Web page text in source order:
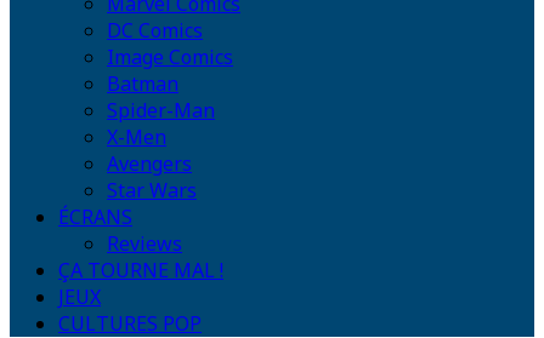
DC Comics
Image Comics
Batman
Spider-Man
X-Men
Avengers
Star Wars
ÉCRANS
Reviews
ÇA TOURNE MAL !
JEUX
CULTURES POP